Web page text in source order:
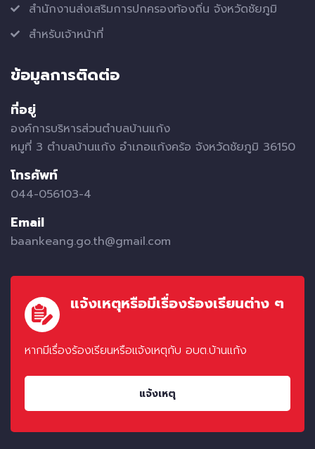
สำนักงานส่งเสริมการปกครองท้องถิ่น จังหวัดชัยภูมิ
สำหรับเจ้าหน้าที่
ข้อมูลการติดต่อ
ที่อยู่
องค์การบริหารส่วนตำบลบ้านแก้ง
หมูที่ 3 ตำบลบ้านแก้ง อำเภอแก้งคร้อ จังหวัดชัยภูมิ 36150
โทรศัพท์
044-056103-4
Email
baankeang.go.th@gmail.com
แจ้งเหตุหรือมีเรื่องร้องเรียนต่าง ๆ
หากมีเรื่องร้องเรียนหรือแจ้งเหตุกับ อบต.บ้านแก้ง
แจ้งเหตุ